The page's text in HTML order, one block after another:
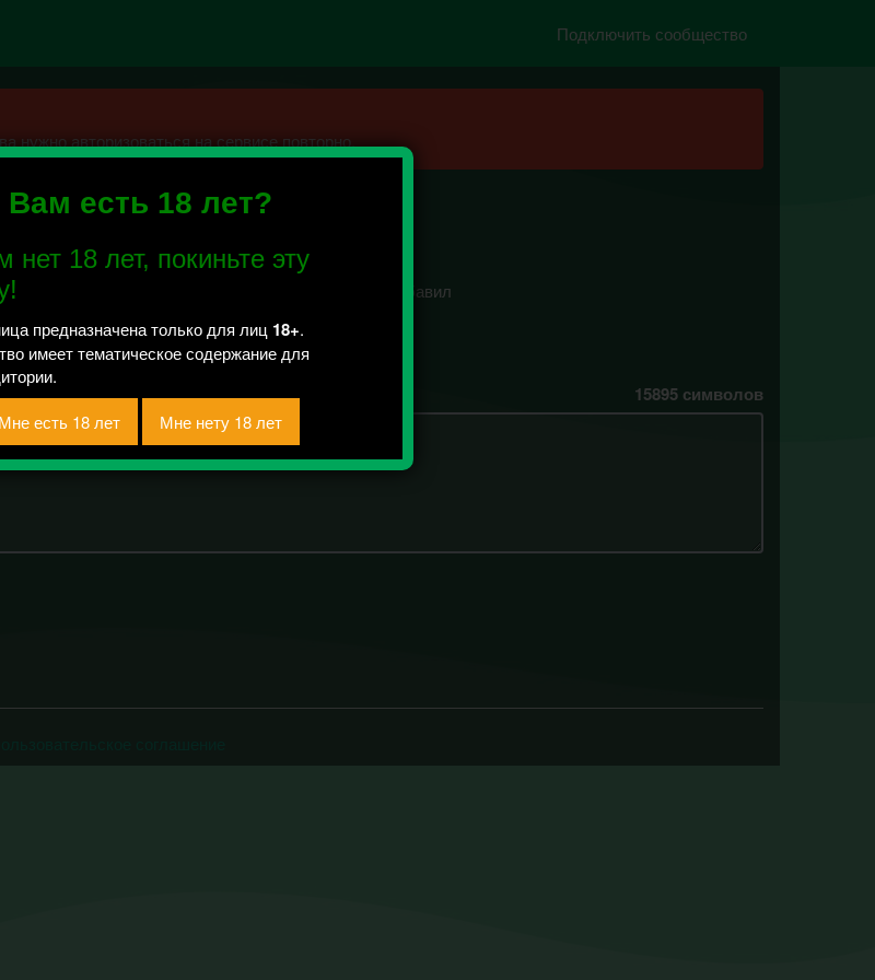
Вам есть 18 лет?
нет 18 лет, покиньте эту
предназначена только для лиц 18+.
имеет тематическое содержание для
Подключить сообщество
авторизоваться на сервисе повторно.
| секс свинг бдсм
3
не сможет узнать кто оставил запись или добавил
15895 символов